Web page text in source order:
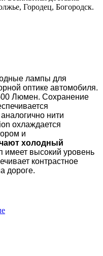
Городец, Богородск.
лампы для
оптике автомобиля.
Люмен. Сохранение
нити
охлаждается
и
холодный
имеет высокий уровень
контрастное
дороге.